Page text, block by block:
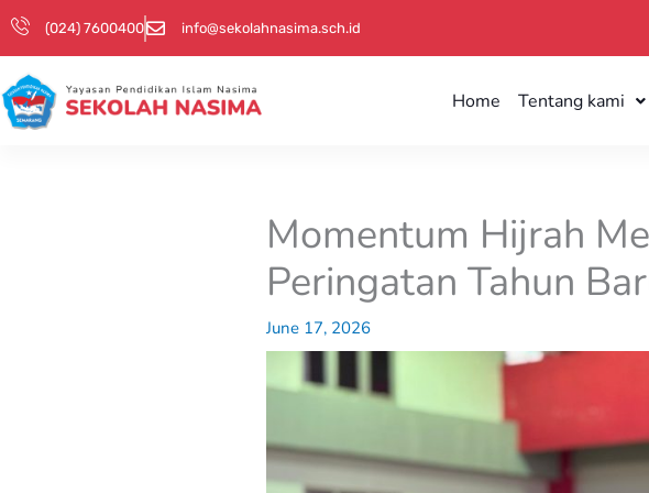
Skip
(024) 7600400 info@sekolahnasima.sch.id
Home Tentang kami
Momentum Hijrah
Peringatan Tahun
June 17, 2026